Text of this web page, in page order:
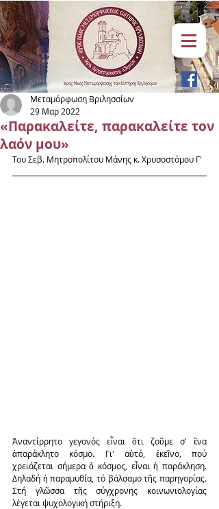
«Παρακαλείτε, παρακαλείτε τον
λαόν μου»
Μεταμόρφωση Βριλησσίων
29 Μαρ 2022
Του Σεβ. Μητροπολίτου Μάνης κ. Χρυσοστόμου Γ'
Ἀναντίρρητο γεγονός εἶναι ὅτι ζοῦμε σ' ἕνα
ἀπαράκλητο κόσμο. Γι' αὐτό, ἐκεῖνο, πού
χρειάζεται σήμερα ὁ κόσμος, εἶναι ἡ παράκληση.
Δηλαδή ἡ παραμυθία, τό βάλσαμο τῆς παρηγορίας.
Στή γλῶσσα τῆς σύγχρονης κοινωνιολογίας
λέγεται ψυχολογική στήριξη.